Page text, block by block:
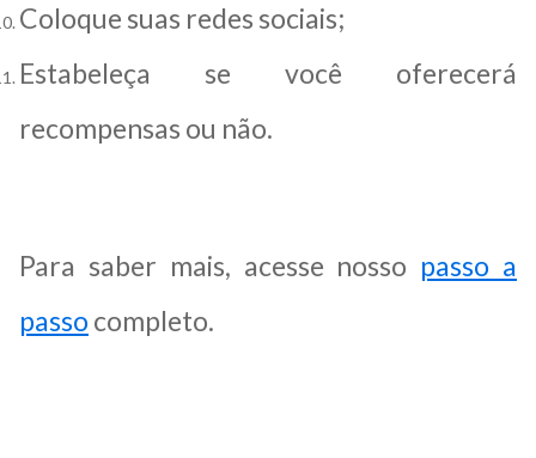
Coloque suas redes sociais;
Estabeleça se você oferecerá
recompensas ou não.
Para saber mais, acesse nosso passo a
passo completo.